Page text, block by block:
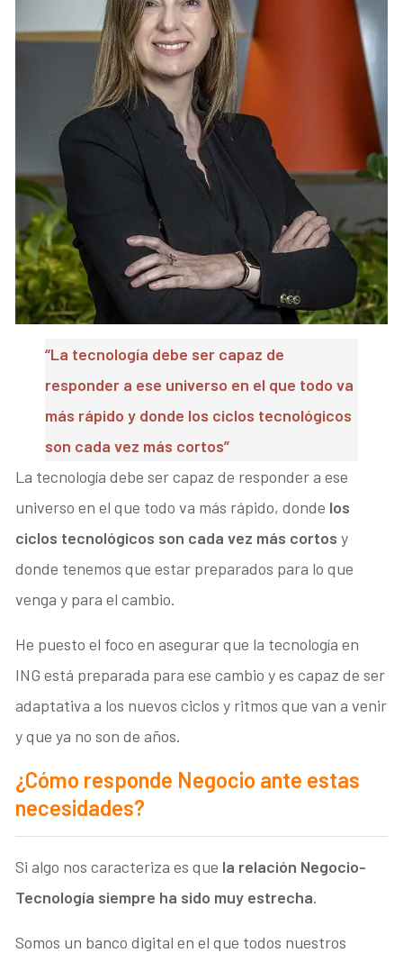
“La tecnología debe ser capaz de
responder a ese universo en el que todo va
más rápido y donde los ciclos tecnológicos
son cada vez más cortos”
La tecnología debe ser capaz de responder a ese
universo en el que todo va más rápido, donde los
ciclos tecnológicos son cada vez más cortos y
donde tenemos que estar preparados para lo que
venga y para el cambio.
He puesto el foco en asegurar que la tecnología en
ING está preparada para ese cambio y es capaz de ser
adaptativa a los nuevos ciclos y ritmos que van a venir
y que ya no son de años.
¿Cómo responde Negocio ante estas
necesidades?
Si algo nos caracteriza es que la relación Negocio-
Tecnología siempre ha sido muy estrecha.
Somos un banco digital en el que todos nuestros